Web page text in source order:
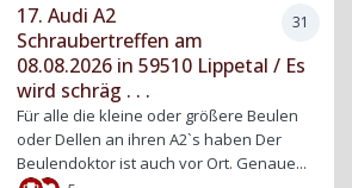
31
17. Audi A2
Schraubertreffen am
08.08.2026 in 59510 Lippetal / Es
wird schräg . . .
Für alle die kleine oder größere Beulen
oder Dellen an ihren A2`s haben Der
Beulendoktor ist auch vor Ort. Genaue...